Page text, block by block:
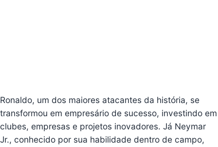
Ronaldo, um dos maiores atacantes da história, se
transformou em empresário de sucesso, investindo em
clubes, empresas e projetos inovadores. Já Neymar
Jr., conhecido por sua habilidade dentro de campo,